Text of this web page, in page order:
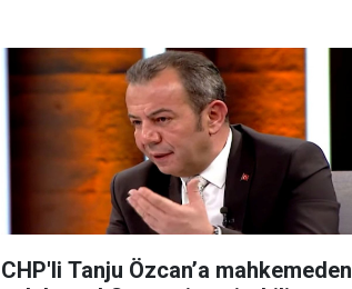
CHP'li Tanju Özcan’a mahkemeden